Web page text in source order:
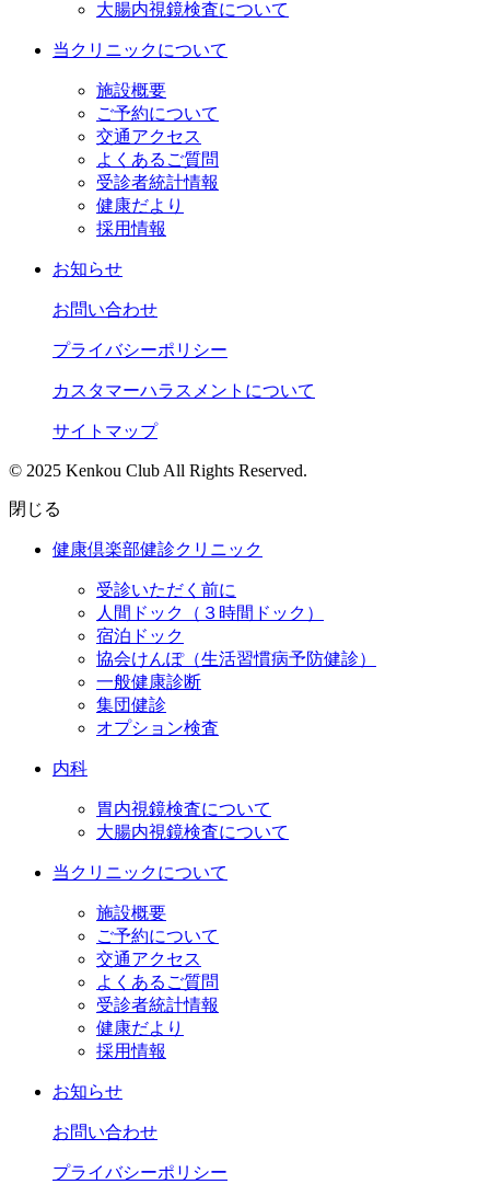
大腸内視鏡検査について
当クリニックについて
施設概要
ご予約について
交通アクセス
よくあるご質問
受診者統計情報
健康だより
採用情報
お知らせ
お問い合わせ
プライバシーポリシー
カスタマーハラスメントについて
サイトマップ
© 2025 Kenkou Club All Rights Reserved.
閉じる
健康倶楽部健診クリニック
受診いただく前に
人間ドック（３時間ドック）
宿泊ドック
協会けんぽ（生活習慣病予防健診）
一般健康診断
集団健診
オプション検査
内科
胃内視鏡検査について
大腸内視鏡検査について
当クリニックについて
施設概要
ご予約について
交通アクセス
よくあるご質問
受診者統計情報
健康だより
採用情報
お知らせ
お問い合わせ
プライバシーポリシー